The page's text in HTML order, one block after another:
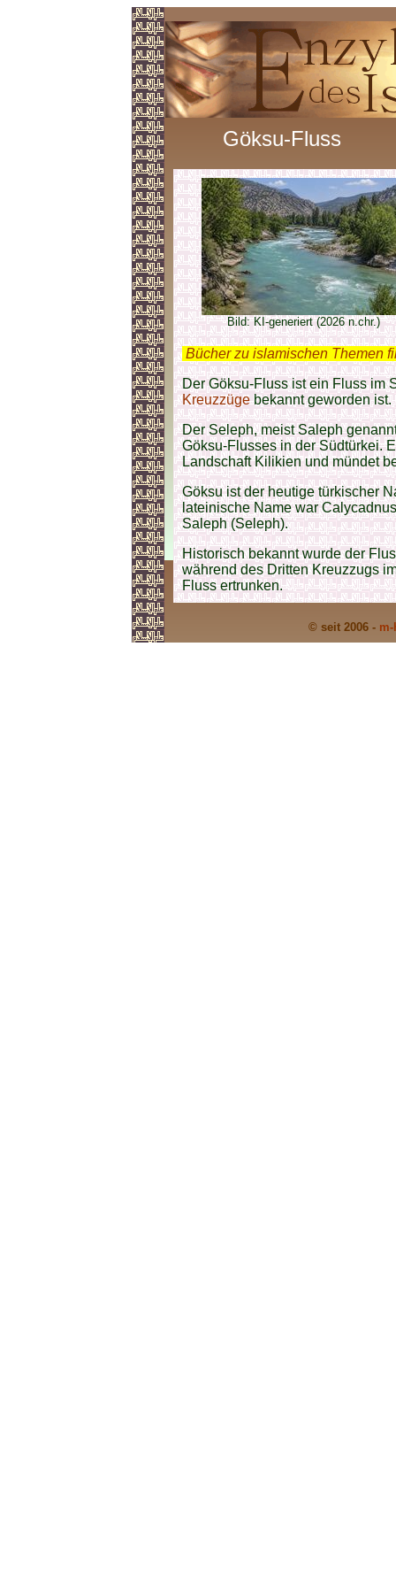
Göksu-Fluss
Bild: KI-generiert (2026 n.chr.)
Bücher zu islamischen Themen
Der Göksu-Fluss ist ein Fluss im
Kreuzzügebekannt geworden ist.
Der Seleph, meist Saleph
Göksu-Flusses in der Südtürkei.
Landschaft Kilikien und mündet
Göksu ist der heutige türkischer
lateinische Name war
Saleph (Seleph).
Historisch bekannt wurde der
während des Dritten Kreuzzugs
Fluss ertrunken.
© seit 2006 -